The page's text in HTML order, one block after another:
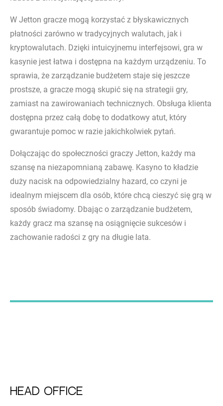
W Jetton gracze mogą korzystać z błyskawicznych
płatności zarówno w tradycyjnych walutach, jak i
kryptowalutach. Dzięki intuicyjnemu interfejsowi, gra w
kasynie jest łatwa i dostępna na każdym urządzeniu. To
sprawia, że zarządzanie budżetem staje się jeszcze
prostsze, a gracze mogą skupić się na strategii gry,
zamiast na zawirowaniach technicznych. Obsługa klienta
dostępna przez całą dobę to dodatkowy atut, który
gwarantuje pomoc w razie jakichkolwiek pytań.
Dołączając do społeczności graczy Jetton, każdy ma
szansę na niezapomnianą zabawę. Kasyno to kładzie
duży nacisk na odpowiedzialny hazard, co czyni je
idealnym miejscem dla osób, które chcą cieszyć się grą w
sposób świadomy. Dbając o zarządzanie budżetem,
każdy gracz ma szansę na osiągnięcie sukcesów i
zachowanie radości z gry na długie lata.
Head Office